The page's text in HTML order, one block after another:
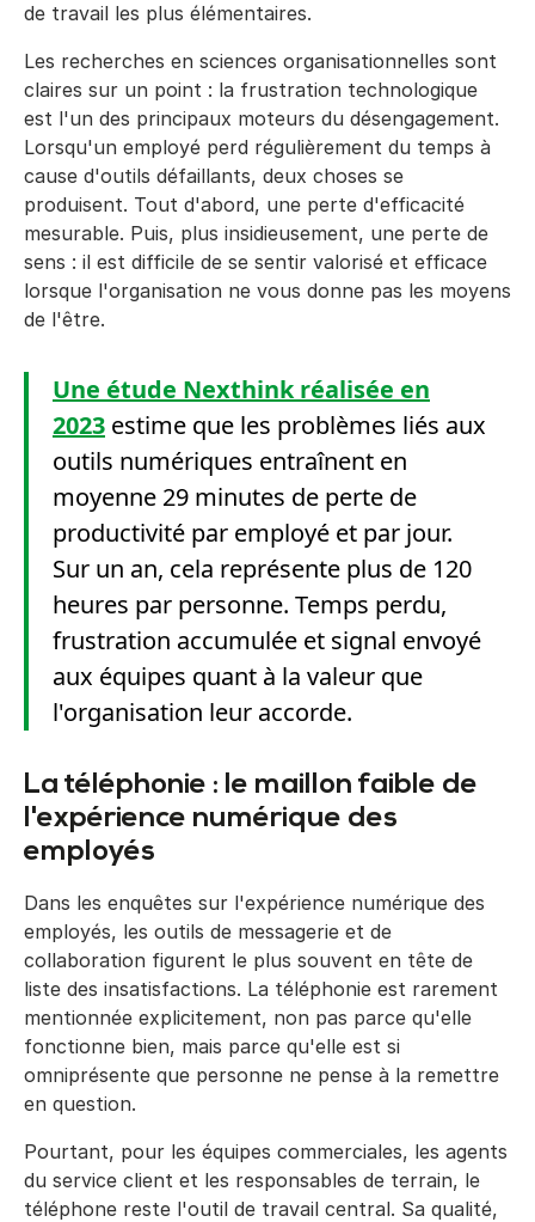
de travail les plus élémentaires.
Les recherches en sciences organisationnelles sont
claires sur un point : la frustration technologique
est l'un des principaux moteurs du désengagement.
Lorsqu'un employé perd régulièrement du temps à
cause d'outils défaillants, deux choses se
produisent. Tout d'abord, une perte d'efficacité
mesurable. Puis, plus insidieusement, une perte de
sens : il est difficile de se sentir valorisé et efficace
lorsque l'organisation ne vous donne pas les moyens
de l'être.
Une étude Nexthink réalisée en
2023 estime que les problèmes liés aux
outils numériques entraînent en
moyenne 29 minutes de perte de
productivité par employé et par jour.
Sur un an, cela représente plus de 120
heures par personne. Temps perdu,
frustration accumulée et signal envoyé
aux équipes quant à la valeur que
l'organisation leur accorde.
La téléphonie : le maillon faible de
l'expérience numérique des
employés
Dans les enquêtes sur l'expérience numérique des
employés, les outils de messagerie et de
collaboration figurent le plus souvent en tête de
liste des insatisfactions. La téléphonie est rarement
mentionnée explicitement, non pas parce qu'elle
fonctionne bien, mais parce qu'elle est si
omniprésente que personne ne pense à la remettre
en question.
Pourtant, pour les équipes commerciales, les agents
du service client et les responsables de terrain, le
téléphone reste l'outil de travail central. Sa qualité,